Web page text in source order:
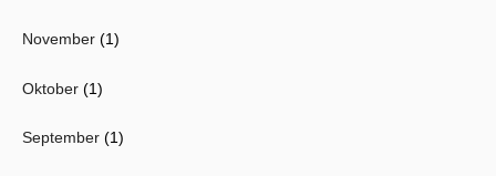
November (1)
Oktober (1)
September (1)